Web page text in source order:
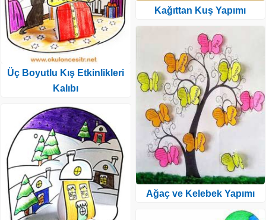
Üç Boyutlu Kış Etkinlikleri
Kalıbı
Kağıttan Kuş Yapımı
Ağaç ve Kelebek Yapımı